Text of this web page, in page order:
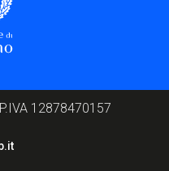
12878470157